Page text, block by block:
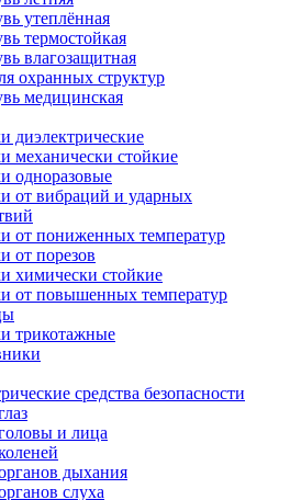
утеплённая
термостойкая
влагозащитная
охранных структур
медицинская
диэлектрические
механически стойкие
одноразовые
от вибраций и ударных
от пониженных температур
от порезов
химически стойкие
от повышенных температур
трикотажные
средства безопасности
и лица
дыхания
слуха